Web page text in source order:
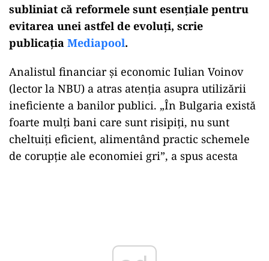
subliniat că reformele sunt esențiale pentru
evitarea unei astfel de evoluți, scrie
publicația Mediapool.
Analistul financiar și economic Iulian Voinov
(lector la NBU) a atras atenția asupra utilizării
ineficiente a banilor publici. „În Bulgaria există
foarte mulți bani care sunt risipiți, nu sunt
cheltuiți eficient, alimentând practic schemele
de corupție ale economiei gri”, a spus acesta